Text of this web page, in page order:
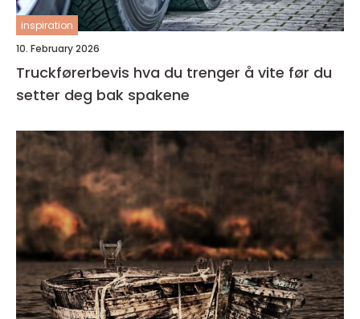
inspiration
10. February 2026
Truckførerbevis hva du trenger å vite før du
setter deg bak spakene